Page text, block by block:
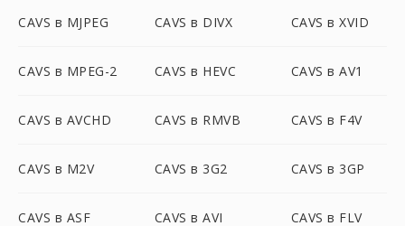
CAVS в MJPEG CAVS в DIVX CAVS в XVID
CAVS в MPEG-2 CAVS в HEVC CAVS в AV1
CAVS в AVCHD CAVS в RMVB CAVS в F4V
CAVS в M2V CAVS в 3G2 CAVS в 3GP
CAVS в ASF CAVS в AVI CAVS в FLV